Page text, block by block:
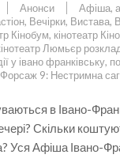
Франківську
Івано-
Анонси Афіша,
, Вечірки, Вистава,
Кінобум, кінотеатр
Люмьєр
у івано франківську,
Форсаж 9: Нестримна
в Івано-
Скільки
Афіша Івано-